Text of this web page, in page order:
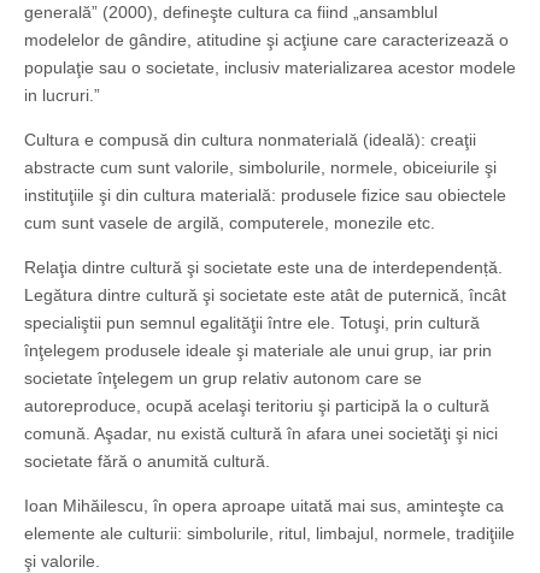
generală” (2000), defineşte cultura ca fiind „ansamblul
modelelor de gândire, atitudine şi acţiune care caracterizează o
populaţie sau o societate, inclusiv materializarea acestor modele
in lucruri.”
Cultura e compusă din cultura nonmaterială (ideală): creaţii
abstracte cum sunt valorile, simbolurile, normele, obiceiurile şi
instituţiile şi din cultura materială: produsele fizice sau obiectele
cum sunt vasele de argilă, computerele, monezile etc.
Relaţia dintre cultură şi societate este una de interdependență.
Legătura dintre cultură şi societate este atât de puternică, încât
specialiştii pun semnul egalităţii între ele. Totuşi, prin cultură
înţelegem produsele ideale şi materiale ale unui grup, iar prin
societate înţelegem un grup relativ autonom care se
autoreproduce, ocupă acelaşi teritoriu şi participă la o cultură
comună. Aşadar, nu există cultură în afara unei societăţi şi nici
societate fără o anumită cultură.
Ioan Mihăilescu, în opera aproape uitată mai sus, aminteşte ca
elemente ale culturii: simbolurile, ritul, limbajul, normele, tradiţiile
şi valorile.